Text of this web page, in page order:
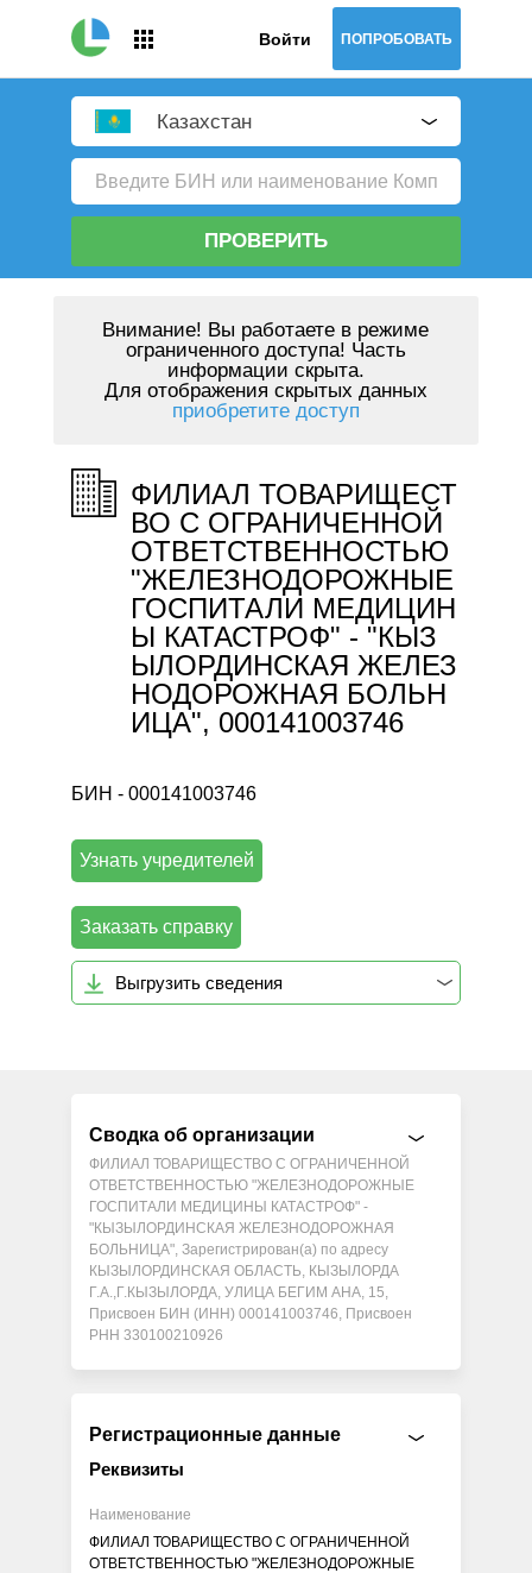
Войти ПОПРОБОВАТЬ
Казахстан
ПРОВЕРИТЬ
Внимание! Вы работаете в режиме
ограниченного доступа! Часть
информации скрыта.
Для отображения скрытых данных
приобретите доступ
ФИЛИАЛ ТОВАРИЩЕСТ
ВО С ОГРАНИЧЕННОЙ
ОТВЕТСТВЕННОСТЬЮ
"ЖЕЛЕЗНОДОРОЖНЫЕ
ГОСПИТАЛИ МЕДИЦИН
Ы КАТАСТРОФ" - "КЫЗ
ЫЛОРДИНСКАЯ ЖЕЛЕЗ
НОДОРОЖНАЯ БОЛЬН
ИЦА", 000141003746
БИН - 000141003746
Узнать учредителей
Заказать справку
Выгрузить сведения
Сводка об организации
ФИЛИАЛ ТОВАРИЩЕСТВО С ОГРАНИЧЕННОЙ
ОТВЕТСТВЕННОСТЬЮ "ЖЕЛЕЗНОДОРОЖНЫЕ
ГОСПИТАЛИ МЕДИЦИНЫ КАТАСТРОФ" -
"КЫЗЫЛОРДИНСКАЯ ЖЕЛЕЗНОДОРОЖНАЯ
БОЛЬНИЦА", Зарегистрирован(а) по адресу
КЫЗЫЛОРДИНСКАЯ ОБЛАСТЬ, КЫЗЫЛОРДА
Г.А.,Г.КЫЗЫЛОРДА, УЛИЦА БЕГИМ АНА, 15,
Присвоен БИН (ИНН) 000141003746, Присвоен
РНН 330100210926
Регистрационные данные
Реквизиты
Наименование
ФИЛИАЛ ТОВАРИЩЕСТВО С ОГРАНИЧЕННОЙ
ОТВЕТСТВЕННОСТЬЮ "ЖЕЛЕЗНОДОРОЖНЫЕ